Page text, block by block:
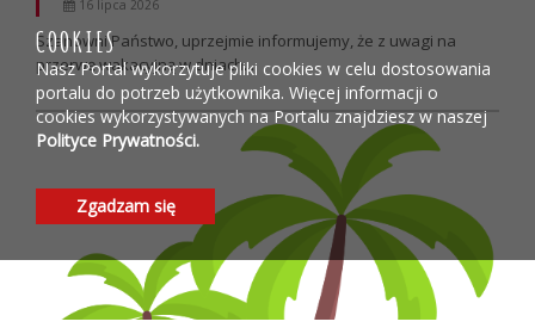
COOKIES
Nasz Portal wykorzytuje pliki cookies w celu dostosowania
portalu do potrzeb użytkownika. Więcej informacji o
cookies wykorzystywanych na Portalu znajdziesz w naszej
Polityce Prywatności.
Zgadzam się
16 lipca 2026
Szanowni Państwo, uprzejmie informujemy, że z uwagi na
przerwę wakacyjną w dniach...